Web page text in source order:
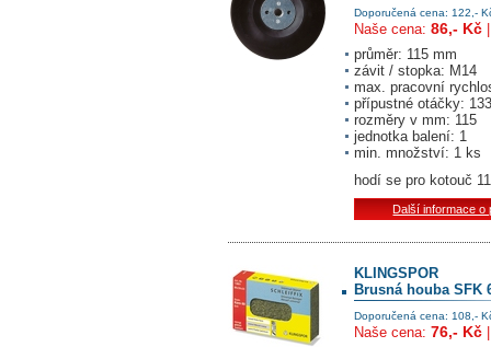
Doporučená cena: 122,-
Naše cena: 86,- Kč
průměr: 115 mm
závit / stopka: M14
max. pracovní
přípustné otáčky:
rozměry v mm: 115
jednotka balení: 1
min. množství: 1 ks
hodí se pro kotouč
Další informace o
KLINGSPOR
Brusná houba SFK
Doporučená cena: 108,-
Naše cena: 76,- Kč